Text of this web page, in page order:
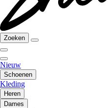
Zoeken
Nieuw
Schoenen
Kleding
Heren
Dames